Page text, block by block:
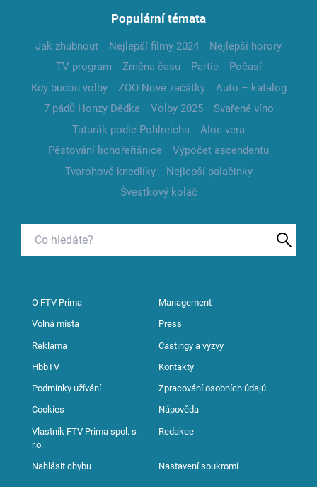
Populární témata
Jak zhubnout Nejlepší filmy 2024
Nejlepší horory
TV program
Změna času Partie
Počasí
Kdy budou volby
ZOO Nové začátky
Auto – katalog
7 pádů Honzy Dědka
Volby 2025
Svařené víno
Tatarák podle Pohlreicha
Aloe vera
Pěstování lichořeřišnice
Výpočet ascendentu
Tvarohové knedlíky
Nejlepší palačinky
Švestkový koláč
O FTV Prima Management
Volná místa Press
Reklama Castingy a výzvy
HbbTV Kontakty
Podmínky užívání Zpracování osobních údajů
Cookies Nápověda
Vlastník FTV Prima spol. s
r.o.
Redakce
Nahlásit chybu Nastavení soukromí